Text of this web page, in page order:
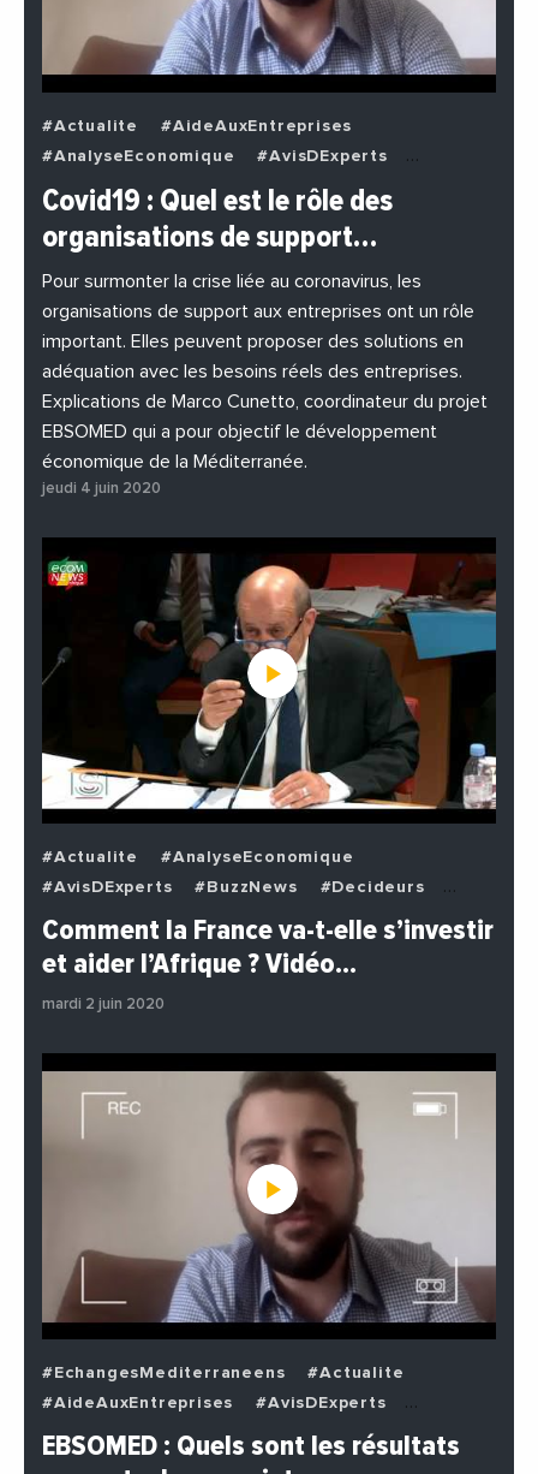
#Actualite
#AideAuxEntreprises
#AnalyseEconomique
#AvisDExperts
#BuzzNews
#Decideurs
#EchangesMediterraneens
#EnDirectDe
#Entreprises
#Institutions
#PhotosEtVideos
Covid19 : Quel est le rôle des
organisations de support…
Pour surmonter la crise liée au coronavirus, les
organisations de support aux entreprises ont un rôle
important. Elles peuvent proposer des solutions en
adéquation avec les besoins réels des entreprises.
Explications de Marco Cunetto, coordinateur du projet
EBSOMED qui a pour objectif le développement
économique de la Méditerranée.
jeudi 4 juin 2020
#Actualite
#AnalyseEconomique
#AvisDExperts
#BuzzNews
#Decideurs
#EchangesMediterraneens
#Economie
#Politique
Comment la France va-t-elle s’investir
et aider l’Afrique ? Vidéo…
mardi 2 juin 2020
#EchangesMediterraneens
#Actualite
#AideAuxEntreprises
#AvisDExperts
#BuzzNews
#Decideurs
EBSOMED : Quels sont les résultats